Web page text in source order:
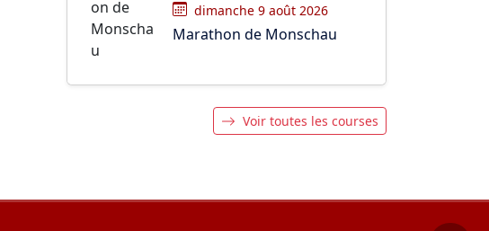
dimanche 9 août 2026
Marathon de Monschau
Voir toutes les courses